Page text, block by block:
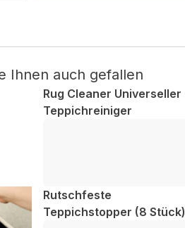
Ihnen auch gefallen
Rug Cleaner Universeller
Teppichreiniger
Rutschfeste
Teppichstopper (8 Stück)